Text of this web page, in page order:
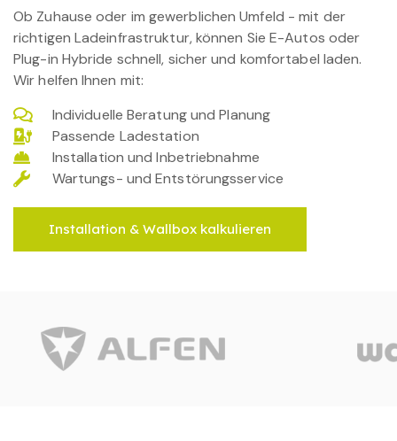
Ob Zuhause oder im gewerblichen Umfeld - mit der
richtigen Ladeinfrastruktur, können Sie E-Autos oder
Plug-in Hybride schnell, sicher und komfortabel laden.
Wir helfen Ihnen mit:
Individuelle Beratung und Planung
Passende Ladestation
Installation und Inbetriebnahme
Wartungs- und Entstörungsservice
Installation & Wallbox kalkulieren